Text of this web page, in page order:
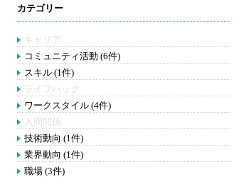
カテゴリー
キャリア
コミュニティ活動 (6件)
スキル (1件)
ライフハック
ワークスタイル (4件)
人間関係
技術動向 (1件)
業界動向 (1件)
職場 (3件)